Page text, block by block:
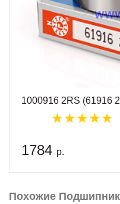
1000916 2RS (61916
1784 р.
Похожие